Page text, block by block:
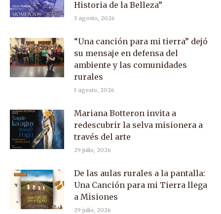
Historia de la Belleza”
3 agosto, 2026
“Una canción para mi tierra” dejó
su mensaje en defensa del
ambiente y las comunidades
rurales
1 agosto, 2026
Mariana Botteron invita a
redescubrir la selva misionera a
través del arte
29 julio, 2026
De las aulas rurales a la pantalla:
Una Canción para mi Tierra llega
a Misiones
29 julio, 2026